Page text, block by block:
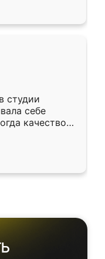
студии
себе
качеством
уже почти